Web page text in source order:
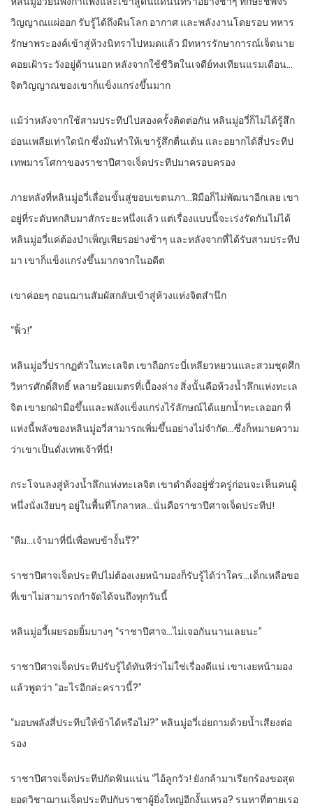
วิญญาณแผ่ออก รับรู้ได้ถึงผืนโลก อากาศ และพลังงานโดยรอบ ทหาร
รักษาพระองค์เข้าสู่ห้วงนิทราไปหมดแล้ว มีทหารรักษาการณ์เจ็ดนาย
คอยเฝ้าระวังอยู่ด้านนอก หลังจากใช้ชีวิตในเจดีย์ทงเทียนแรมเดือน…
จิตวิญญาณของเขาก็แข็งแกร่งขึ้นมาก
แม้ว่าหลังจากใช้สามประทีปไปสองครั้งติดต่อกัน หลินมู่อวี่ก็ไม่ได้รู้สึก
อ่อนเพลียเท่าใดนัก ซึ่งมันทำให้เขารู้สึกตื่นเต้น และอยากได้สี่ประทีป
เทพมารโศกาของราชาปีศาจเจ็ดประทีปมาครอบครอง
ภายหลังที่หลินมู่อวี่เลื่อนขั้นสู่ขอบเขตนภา…ฝีมือก็ไม่พัฒนาอีกเลย เขา
อยู่ที่ระดับหกสิบมาสักระยะหนึ่งแล้ว แต่เรื่องแบบนี้จะเร่งรัดกันไม่ได้
หลินมู่อวี่แค่ต้องบำเพ็ญเพียรอย่างช้าๆ และหลังจากที่ได้รับสามประทีป
มา เขาก็แข็งแกร่งขึ้นมากจากในอดีต
เขาค่อยๆ ถอนฌานสัมผัสกลับเข้าสู่ห้วงแห่งจิตสำนึก
“ฟิ้ว!”
หลินมู่อวี่ปรากฏตัวในทะเลจิต เขาถือกระบี่เหลียวหยวนและสวมชุดศึก
วิหารศักดิ์สิทธิ์ หลายร้อยเมตรที่เบื้องล่าง สิ่งนั้นคือห้วงน้ำลึกแห่งทะเล
จิต เขายกฝ่ามือขึ้นและพลังแข็งแกร่งไร้ลักษณ์ได้แยกน้ำทะเลออก ที่
แห่งนี้พลังของหลินมู่อวี่สามารถเพิ่มขึ้นอย่างไม่จำกัด…ซึ่งก็หมายความ
ว่าเขาเป็นดั่งเทพเจ้าที่นี่!
กระโจนลงสู่ห้วงน้ำลึกแห่งทะเลจิต เขาดำดิ่งอยู่ชั่วครู่ก่อนจะเห็นคนผู้
หนึ่งนั่งเงียบๆ อยู่ในพื้นที่โกลาหล…นั่นคือราชาปีศาจเจ็ดประทีป!
“หืม…เจ้ามาที่นี่เพื่อพบข้างั้นรึ?”
ราชาปีศาจเจ็ดประทีปไม่ต้องเงยหน้ามองก็รับรู้ได้ว่าใคร…เด็กเหลือขอ
ที่เขาไม่สามารถกำจัดได้จนถึงทุกวันนี้
หลินมู่อวี้เผยรอยยิ้มบางๆ “ราชาปีศาจ…ไม่เจอกันนานเลยนะ”
ราชาปีศาจเจ็ดประทีปรับรู้ได้ทันทีว่าไม่ใช่เรื่องดีแน่ เขาเงยหน้ามอง
แล้วพูดว่า “อะไรอีกล่ะคราวนี้?”
“มอบพลังสี่ประทีปให้ข้าได้หรือไม่?” หลินมู่อวี่เอ่ยถามด้วยน้ำเสียงต่อ
รอง
ราชาปีศาจเจ็ดประทีปกัดฟันแน่น “ไอ้ลูกวัว! ยังกล้ามาเรียกร้องขอสุด
ยอดวิชาฌานเจ็ดประทีปกับราชาผู้ยิ่งใหญ่อีกงั้นเหรอ? รนหาที่ตายเรอ